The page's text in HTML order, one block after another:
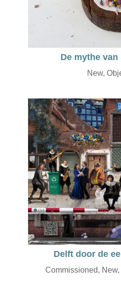
De mythe
New,
Delft door de
Commissioned, New,